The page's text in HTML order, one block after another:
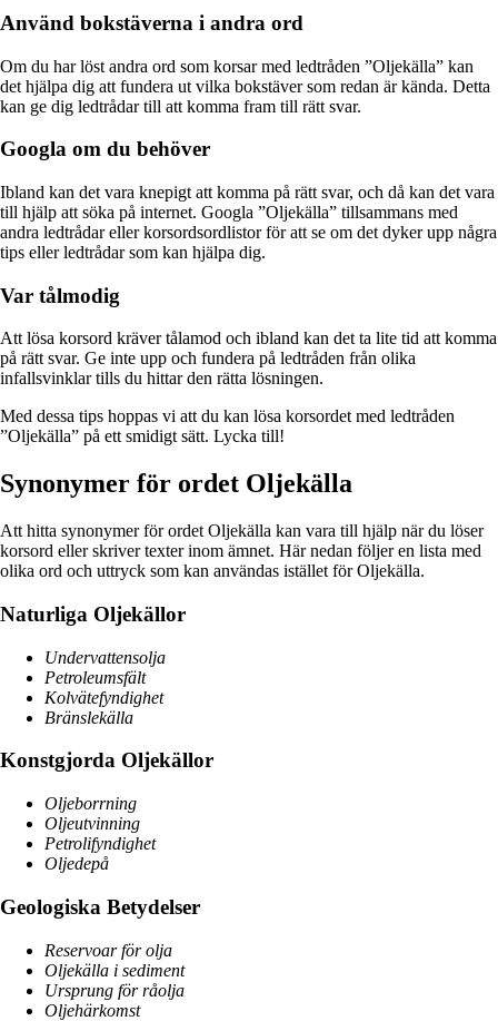
Använd bokstäverna i andra ord
Om du har löst andra ord som korsar med ledtråden ”Oljekälla” kan
det hjälpa dig att fundera ut vilka bokstäver som redan är kända. Detta
kan ge dig ledtrådar till att komma fram till rätt svar.
Googla om du behöver
Ibland kan det vara knepigt att komma på rätt svar, och då kan det vara
till hjälp att söka på internet. Googla ”Oljekälla” tillsammans med
andra ledtrådar eller korsordsordlistor för att se om det dyker upp några
tips eller ledtrådar som kan hjälpa dig.
Var tålmodig
Att lösa korsord kräver tålamod och ibland kan det ta lite tid att komma
på rätt svar. Ge inte upp och fundera på ledtråden från olika
infallsvinklar tills du hittar den rätta lösningen.
Med dessa tips hoppas vi att du kan lösa korsordet med ledtråden
”Oljekälla” på ett smidigt sätt. Lycka till!
Synonymer för ordet Oljekälla
Att hitta synonymer för ordet Oljekälla kan vara till hjälp när du löser
korsord eller skriver texter inom ämnet. Här nedan följer en lista med
olika ord och uttryck som kan användas istället för Oljekälla.
Naturliga Oljekällor
Undervattensolja
Petroleumsfält
Kolvätefyndighet
Bränslekälla
Konstgjorda Oljekällor
Oljeborrning
Oljeutvinning
Petrolifyndighet
Oljedepå
Geologiska Betydelser
Reservoar för olja
Oljekälla i sediment
Ursprung för råolja
Oljehärkomst